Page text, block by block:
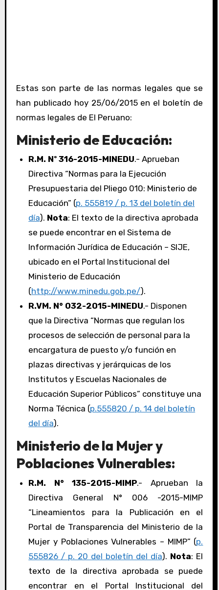
Estas son parte de las normas legales que se
han publicado hoy 25/06/2015 en el boletín de
normas legales de El Peruano:
Ministerio de Educación:
R.M. Nº 316-2015-MINEDU.- Aprueban
Directiva “Normas para la Ejecución
Presupuestaria del Pliego 010: Ministerio de
Educación” (p. 555819 / p. 13 del boletín del
día). Nota: El texto de la directiva aprobada
se puede encontrar en el Sistema de
Información Jurídica de Educación – SIJE,
ubicado en el Portal Institucional del
Ministerio de Educación
(http://www.minedu.gob.pe/).
R.VM. N° 032-2015-MINEDU.- Disponen
que la Directiva “Normas que regulan los
procesos de selección de personal para la
encargatura de puesto y/o función en
plazas directivas y jerárquicas de los
Institutos y Escuelas Nacionales de
Educación Superior Públicos” constituye una
Norma Técnica (p.555820 / p. 14 del boletín
del día).
Ministerio de la Mujer y
Poblaciones Vulnerables:
R.M. N° 135-2015-MIMP.- Aprueban la
Directiva General N° 006 -2015-MIMP
“Lineamientos para la Publicación en el
Portal de Transparencia del Ministerio de la
Mujer y Poblaciones Vulnerables – MIMP” (p.
555826 / p. 20 del boletín del día). Nota: El
texto de la directiva aprobada se puede
encontrar en el Portal Institucional del